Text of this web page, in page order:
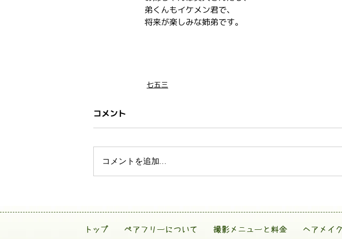
弟くんもイケメン君で、
将来が楽しみな姉弟です。
七五三
コメント
コメントを追加…
トップ ペアフリーについて 撮影メニューと料金 ヘアメイ